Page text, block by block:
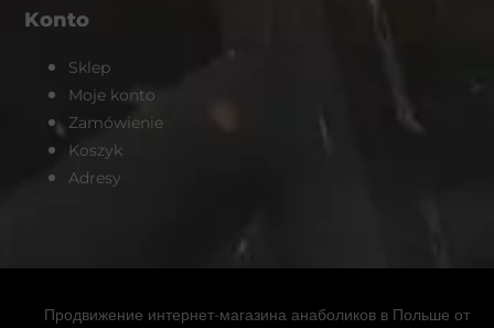
Konto
Sklep
Moje konto
Zamówienie
Koszyk
Adresy
Продвижение интернет-магазина анаболиков в Польше от